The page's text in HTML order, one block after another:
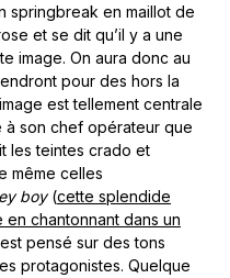
springbreak en maillot de
et se dit qu’il y a une
image. On aura donc au
pour des hors la
est tellement centrale
à son chef opérateur que
les teintes crado et
même celles
boy(cette splendide
chantonnant dans un
pensé sur des tons
protagonistes. Quelque